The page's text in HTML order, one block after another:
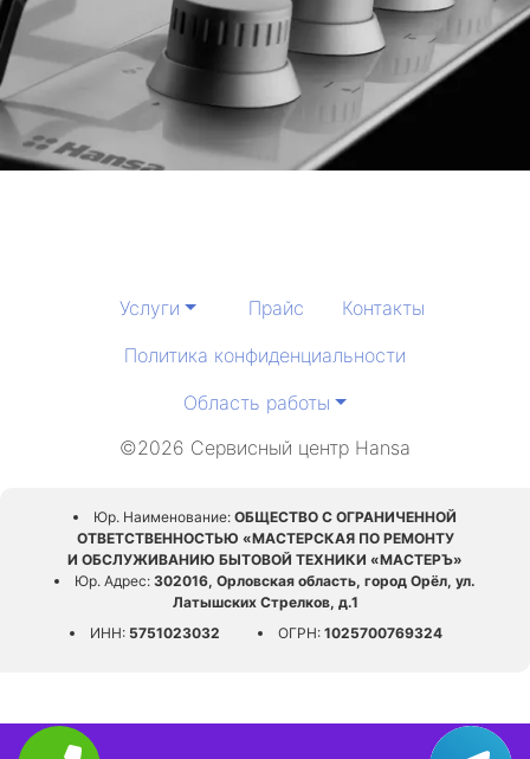
Услуги Прайс
Контакты
Политика конфиденциальности
Область работы
©2026 Сервисный центр Hansa
Юр. Наименование: ОБЩЕСТВО С ОГРАНИЧЕННОЙ
ОТВЕТСТВЕННОСТЬЮ «МАСТЕРСКАЯ ПО РЕМОНТУ
И ОБСЛУЖИВАНИЮ БЫТОВОЙ ТЕХНИКИ «МАСТЕРЪ»
Юр. Адрес: 302016, Орловская область, город Орёл, ул.
Латышских Стрелков, д.1
ИНН:5751023032 ОГРН:1025700769324